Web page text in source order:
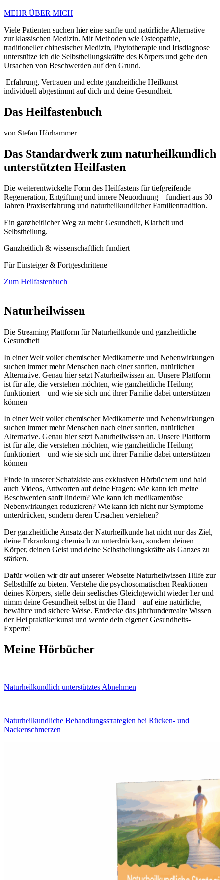
MEHR ÜBER MICH
Viele Patienten suchen hier eine sanfte und natürliche Alternative
zur klassischen Medizin. Mit Methoden wie Osteopathie,
traditioneller chinesischer Medizin, Phytotherapie und Irisdiagnose
unterstütze ich die Selbstheilungskräfte des Körpers und gehe den
Ursachen von Beschwerden auf den Grund.
Erfahrung, Vertrauen und echte ganzheitliche Heilkunst –
individuell abgestimmt auf dich und deine Gesundheit.
Das Heilfastenbuch
von Stefan Hörhammer
Das Standardwerk zum naturheilkundlich
unterstützten Heilfasten
Die weiterentwickelte Form des Heilfastens für tiefgreifende
Regeneration, Entgiftung und innere Neuordnung – fundiert aus 30
Jahren Praxiserfahrung und naturheilkundlicher Familientradition.
Ein ganzheitlicher Weg zu mehr Gesundheit, Klarheit und
Selbstheilung.
Ganzheitlich & wissenschaftlich fundiert
Für Einsteiger & Fortgeschrittene
Zum Heilfastenbuch
Naturheilwissen
Die Streaming Plattform für Naturheilkunde und ganzheitliche
Gesundheit
In einer Welt voller chemischer Medikamente und Nebenwirkungen
suchen immer mehr Menschen nach einer sanften, natürlichen
Alternative. Genau hier setzt Naturheilwissen an. Unsere Plattform
ist für alle, die verstehen möchten, wie ganzheitliche Heilung
funktioniert – und wie sie sich und ihrer Familie dabei unterstützen
können.
In einer Welt voller chemischer Medikamente und Nebenwirkungen
suchen immer mehr Menschen nach einer sanften, natürlichen
Alternative. Genau hier setzt Naturheilwissen an. Unsere Plattform
ist für alle, die verstehen möchten, wie ganzheitliche Heilung
funktioniert – und wie sie sich und ihrer Familie dabei unterstützen
können.
Finde in unserer Schatzkiste aus exklusiven Hörbüchern und bald
auch Videos, Antworten auf deine Fragen: Wie kann ich meine
Beschwerden sanft lindern? Wie kann ich medikamentöse
Nebenwirkungen reduzieren? Wie kann ich nicht nur Symptome
unterdrücken, sondern deren Ursachen verstehen?
Der ganzheitliche Ansatz der Naturheilkunde hat nicht nur das Ziel,
deine Erkrankung chemisch zu unterdrücken, sondern deinen
Körper, deinen Geist und deine Selbstheilungskräfte als Ganzes zu
stärken.
Dafür wollen wir dir auf unserer Webseite Naturheilwissen Hilfe zur
Selbsthilfe zu bieten. Verstehe die psychosomatischen Reaktionen
deines Körpers, stelle dein seelisches Gleichgewicht wieder her und
nimm deine Gesundheit selbst in die Hand – auf eine natürliche,
bewährte und sichere Weise. Entdecke das jahrhundertealte Wissen
der Heilpraktikerkunst und werde dein eigener Gesundheits-
Experte!
Meine Hörbücher
Naturheilkundlich unterstütztes Abnehmen
Naturheilkundliche Behandlungsstrategien bei Rücken- und
Nackenschmerzen